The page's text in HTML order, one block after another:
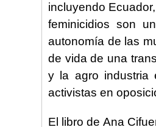
incluyendo
feminicidios son
autonomía de las
de vida de una
y la agro industria
activistas en
El libro de Ana